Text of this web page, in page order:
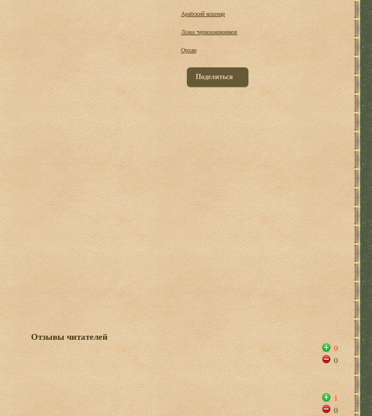
Арабский кошмар
Ложа чернокнижников
Орхан
Поделиться
Отзывы читателей
0
0
1
0